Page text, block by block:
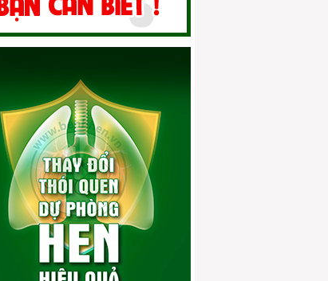
Kết hợp điều trị hen phế quản theo Đông
y & Tây y